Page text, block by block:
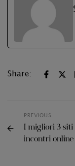
Share:
PREVIOUS
I migliori 3 siti
incontri online